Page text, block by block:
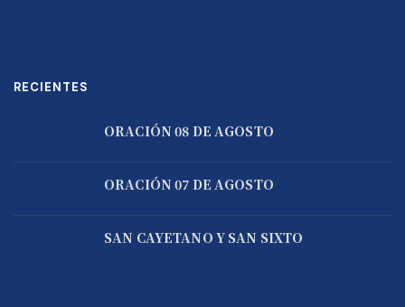
RECIENTES
ORACIÓN 08 DE AGOSTO
ORACIÓN 07 DE AGOSTO
SAN CAYETANO Y SAN SIXTO